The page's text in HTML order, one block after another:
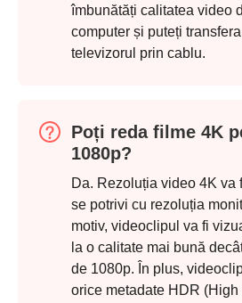
îmbunătăți calitatea video
computer și puteți
televizorul prin cablu.
Poți reda filme 4K
1080p?
Da. Rezoluția video 4K va
se potrivi cu rezoluția
motiv, videoclipul va fi
la o calitate mai bună
de 1080p. În plus,
orice metadate HDR